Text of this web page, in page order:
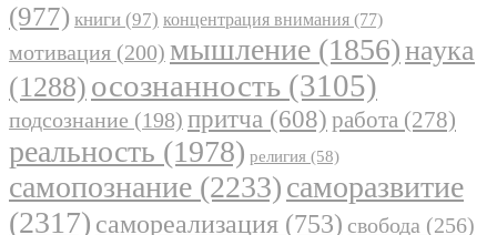
(977) книги (97) концентрация внимания (77)
мотивация (200) мышление (1856)наука
(1288) осознанность (3105)
подсознание (198) притча (608) работа (278)
реальность (1978) религия (58)
самопознание (2233)саморазвитие
(2317) самореализация (753) свобода (256)